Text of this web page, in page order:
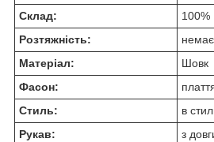
Склад:
100%
Розтяжність:
немає
Матеріал:
Шовк
Фасон:
Стиль:
в
Рукав:
з